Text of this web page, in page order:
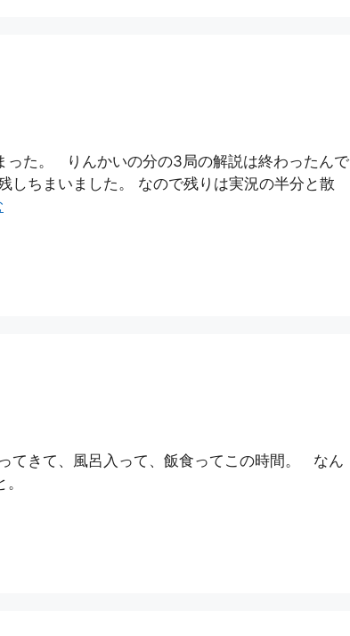
った。 りんかいの分の3局の解説は終わったんで
しちまいました。 なので残りは実況の半分と散
てきて、風呂入って、飯食ってこの時間。 なん